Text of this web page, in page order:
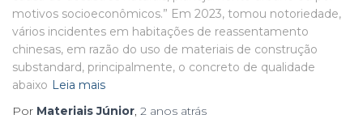
motivos socioeconômicos.” Em 2023, tomou notoriedade,
vários incidentes em habitações de reassentamento
chinesas, em razão do uso de materiais de construção
substandard, principalmente, o concreto de qualidade
abaixo Leia mais
Por Materiais Júnior, 2 anos atrás